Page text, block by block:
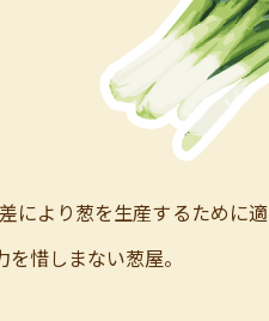
により葱を生産するために適
惜しまない葱屋。